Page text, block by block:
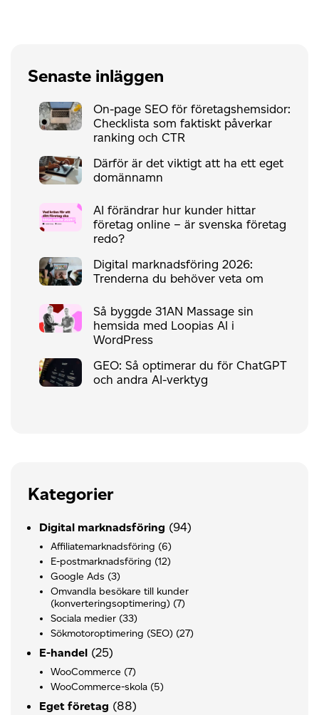
Senaste inläggen
On-page SEO för företagshemsidor:
Checklista som faktiskt påverkar
ranking och CTR
Därför är det viktigt att ha ett eget
domännamn
AI förändrar hur kunder hittar
företag online – är svenska företag
redo?
Digital marknadsföring 2026:
Trenderna du behöver veta om
Så byggde 31AN Massage sin
hemsida med Loopias AI i
WordPress
GEO: Så optimerar du för ChatGPT
och andra AI-verktyg
Kategorier
Digital marknadsföring (94)
Affiliatemarknadsföring (6)
E-postmarknadsföring (12)
Google Ads (3)
Omvandla besökare till kunder
(konverteringsoptimering) (7)
Sociala medier (33)
Sökmotoroptimering (SEO) (27)
E-handel (25)
WooCommerce (7)
WooCommerce-skola (5)
Eget företag (88)